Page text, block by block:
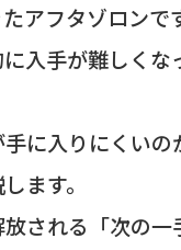
アフタゾロン
入手が難しく
に入りにくい
ます。
される「次の一